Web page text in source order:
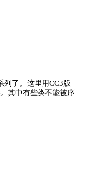
列了 。 这里用CC3版
。 其中有些类不能被序